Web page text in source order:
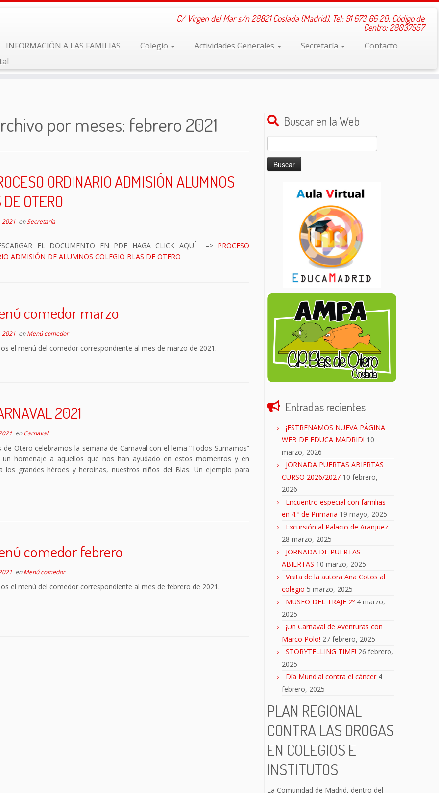
C/ Virgen del Mar s/n 28821 Coslada (Madrid). Tel: 91 673 66 20. Código de
Centro: 28037557
INFORMACIÓN A LAS FAMILIAS Colegio Actividades Generales Secretaría
Contacto
por meses: febrero 2021
ORDINARIO ADMISIÓN ALUMNOS
OTERO
2021 enSecretaría
EL DOCUMENTO EN PDF HAGA CLICK AQUÍ –> PROCESO
ADMISIÓN DE ALUMNOS COLEGIO BLAS DE OTERO
comedor marzo
2021 enMenú comedor
el menú del comedor correspondiente al mes de marzo de 2021.
2021
enCarnaval
de Otero celebramos la semana de Carnaval con el lema “Todos Sumamos”
un homenaje a aquellos que nos han ayudado en estos momentos y en
los grandes héroes y heroínas, nuestros niños del Blas. Un ejemplo para
comedor febrero
enMenú comedor
el menú del comedor correspondiente al mes de febrero de 2021.
Buscar en la Web
Buscar:
Entradas recientes
¡ESTRENAMOS NUEVA PÁGINA
WEB DE EDUCA MADRID! 10
marzo, 2026
JORNADA PUERTAS ABIERTAS
CURSO 2026/2027 10 febrero,
2026
Encuentro especial con familias
en 4.º de Primaria 19 mayo, 2025
Excursión al Palacio de Aranjuez
28 marzo, 2025
JORNADA DE PUERTAS
ABIERTAS 10 marzo, 2025
Visita de la autora Ana Cotos al
colegio 5 marzo, 2025
MUSEO DEL TRAJE 2º 4 marzo,
2025
¡Un Carnaval de Aventuras con
Marco Polo! 27 febrero, 2025
STORYTELLING TIME! 26 febrero,
2025
Día Mundial contra el cáncer 4
febrero, 2025
PLAN REGIONAL
CONTRA LAS DROGAS
EN COLEGIOS E
INSTITUTOS
La Comunidad de Madrid, dentro del